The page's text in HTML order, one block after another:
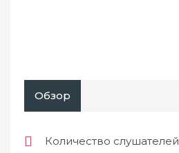
Обзор
Количество слушателей